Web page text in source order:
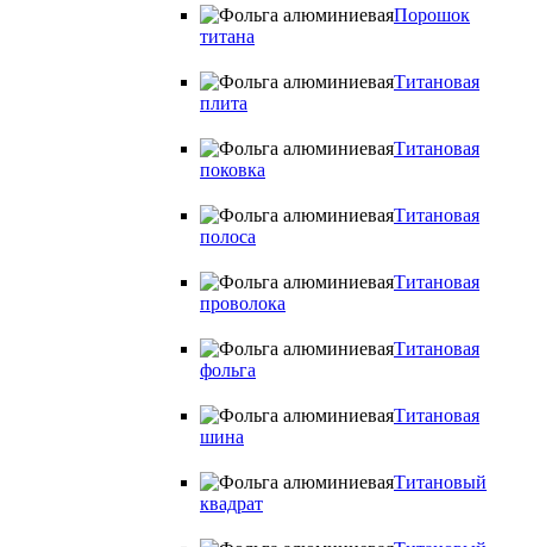
Порошок
титана
Титановая
плита
Титановая
поковка
Титановая
полоса
Титановая
проволока
Титановая
фольга
Титановая
шина
Титановый
квадрат